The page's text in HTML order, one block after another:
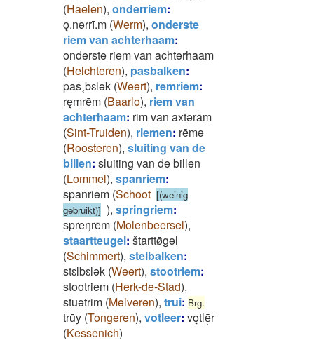
(Haelen), onderriem:
ǫ.nǝrrī.m (Werm), onderste
riem van achterhaam:
onderste riem van achterhaam
(Helchteren), pasbalken:
pas˱bɛlǝk (Weert), remriem:
ręmrēm (Baarlo), riem van
achterhaam: rim van axtǝrām
(Sint-Truiden), riemen: rēmǝ
(Roosteren), sluiting van de
billen: sluiting van de billen
(Lommel), spanriem:
spanriem (Schoot [(weinig
gebruikt)] ), springriem:
spreŋrēm (Molenbeersel),
staartteugel: štarttø̄gǝl
(Schimmert), stelbalken:
stɛlbɛlǝk (Weert), stootriem:
stootriem (Herk-de-Stad),
stuǝtrim (Melveren), trui: Brg.
trūy (Tongeren), votleer: vǫtlē̜r
(Kessenich)